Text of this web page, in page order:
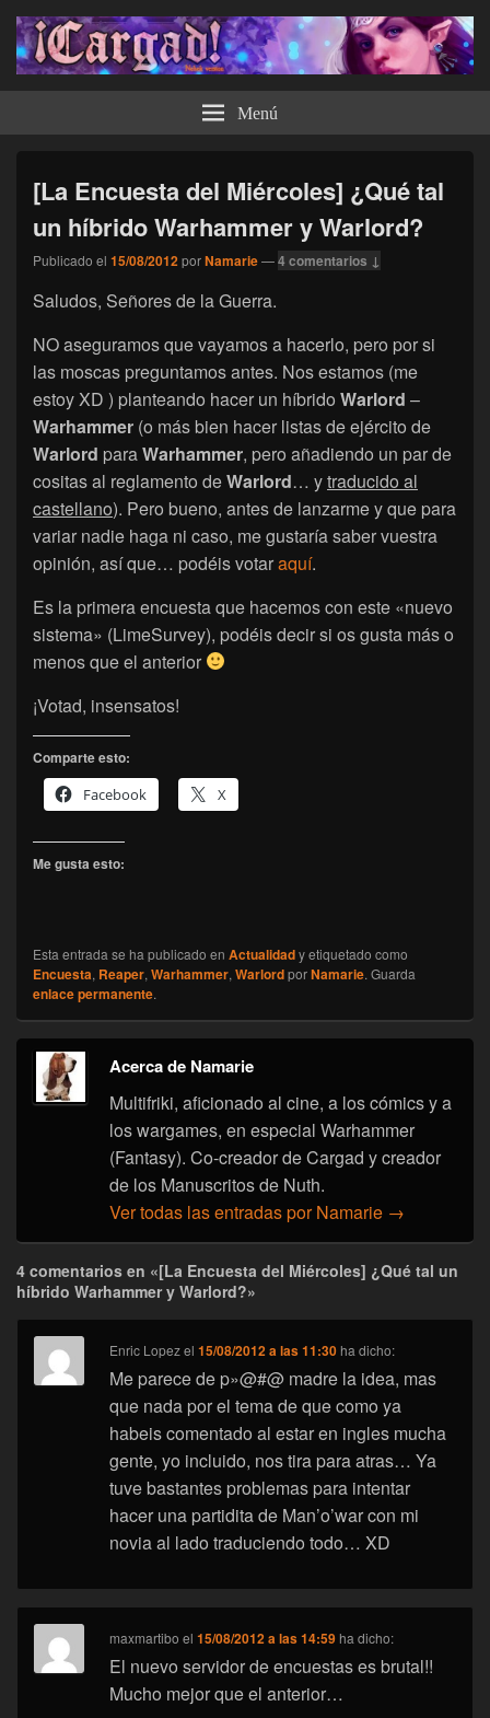
¡Cargad! Menú
[La Encuesta del Miércoles] ¿Qué tal
un híbrido Warhammer y Warlord?
Publicado el 15/08/2012porNamarie—4 comentarios ↓
Saludos, Señores de la Guerra.
NO aseguramos que vayamos a hacerlo, pero por si
las moscas preguntamos antes. Nos estamos (me
estoy XD ) planteando hacer un híbrido Warlord –
Warhammer (o más bien hacer listas de ejército de
Warlord paraWarhammer, pero añadiendo un par de
cositas al reglamento deWarlord… ytraducido al
castellano). Pero bueno, antes de lanzarme y que para
variar nadie haga ni caso, me gustaría saber vuestra
opinión, así que… podéis votaraquí.
Es la primera encuesta que hacemos con este «nuevo
sistema» (LimeSurvey), podéis decir si os gusta más o
menos que el anterior
¡Votad, insensatos!
Comparte esto:
Facebook
X
Me gusta esto:
Esta entrada se ha publicado en Actualidady etiquetado como
Encuesta, Reaper, Warhammer, WarlordporNamarie. Guarda
enlace permanente.
Acerca de Namarie
Multifriki, aficionado al cine, a los cómics y a
los wargames, en especial Warhammer
(Fantasy). Co-creador de Cargad y creador
de los Manuscritos de Nuth.
Ver todas las entradas por Namarie →
4 comentarios en «[La Encuesta del Miércoles] ¿Qué tal un
híbrido Warhammer y Warlord?»
Enric Lopezel15/08/2012 a las 11:30 ha dicho:
Me parece de p»@#@ madre la idea, mas
que nada por el tema de que como ya
habeis comentado al estar en ingles mucha
gente, yo incluido, nos tira para atras… Ya
tuve bastantes problemas para intentar
hacer una partidita de Man’o’war con mi
novia al lado traduciendo todo… XD
maxmartibo el15/08/2012 a las 14:59 ha dicho:
El nuevo servidor de encuestas es brutal!!
Mucho mejor que el anterior…